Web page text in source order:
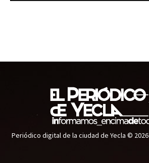
Periódico digital de la ciudad de Yecla © 2026